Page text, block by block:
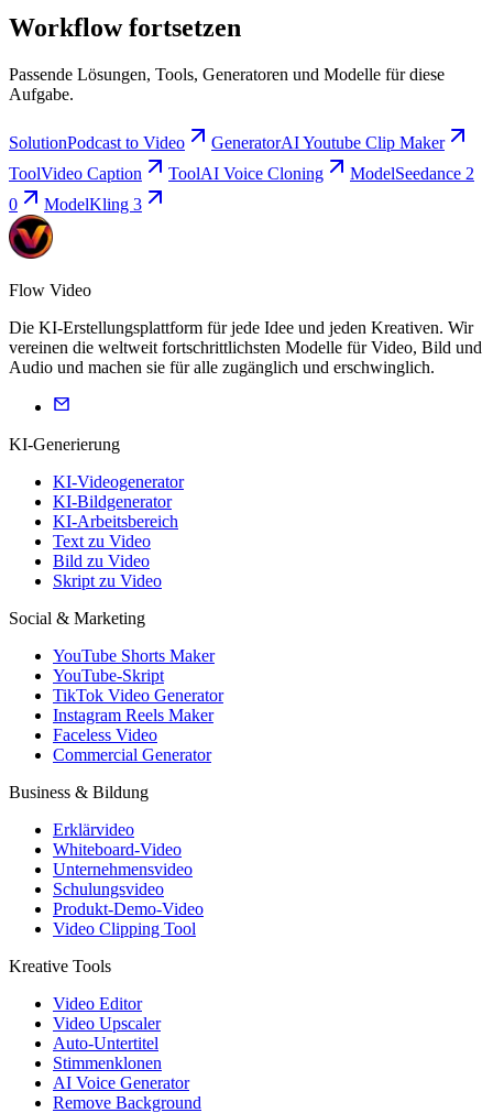
Workflow fortsetzen
Passende Lösungen, Tools, Generatoren und Modelle für diese
Aufgabe.
SolutionPodcast to Video GeneratorAI Youtube Clip Maker
ToolVideo Caption ToolAI Voice Cloning ModelSeedance 2
0
ModelKling 3
Flow Video
Die KI-Erstellungsplattform für jede Idee und jeden Kreativen. Wir
vereinen die weltweit fortschrittlichsten Modelle für Video, Bild und
Audio und machen sie für alle zugänglich und erschwinglich.
KI-Generierung
KI-Videogenerator
KI-Bildgenerator
KI-Arbeitsbereich
Text zu Video
Bild zu Video
Skript zu Video
Social & Marketing
YouTube Shorts Maker
YouTube-Skript
TikTok Video Generator
Instagram Reels Maker
Faceless Video
Commercial Generator
Business & Bildung
Erklärvideo
Whiteboard-Video
Unternehmensvideo
Schulungsvideo
Produkt-Demo-Video
Video Clipping Tool
Kreative Tools
Video Editor
Video Upscaler
Auto-Untertitel
Stimmenklonen
AI Voice Generator
Remove Background